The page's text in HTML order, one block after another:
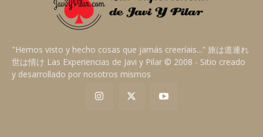
"Hemos visto y hecho cosas que jamás creeríais..." 旅は道連れ
世は情け Las Experiencias de Javi y Pilar © 2008 - Sitio creado
y desarrollado por nosotros mismos